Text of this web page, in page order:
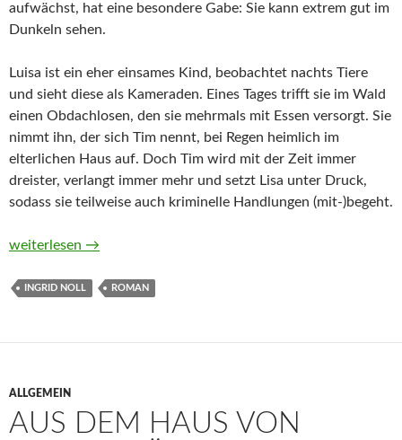
aufwächst, hat eine besondere Gabe: Sie kann extrem gut im
Dunkeln sehen.
Luisa ist ein eher einsames Kind, beobachtet nachts Tiere
und sieht diese als Kameraden. Eines Tages trifft sie im Wald
einen Obdachlosen, den sie mehrmals mit Essen versorgt. Sie
nimmt ihn, der sich Tim nennt, bei Regen heimlich im
elterlichen Haus auf. Doch Tim wird mit der Zeit immer
dreister, verlangt immer mehr und setzt Lisa unter Druck,
sodass sie teilweise auch kriminelle Handlungen (mit-)begeht.
Nachteule von Ingrid Noll
weiterlesen →
INGRID NOLL ROMAN
ALLGEMEIN
AUS DEM HAUS VON